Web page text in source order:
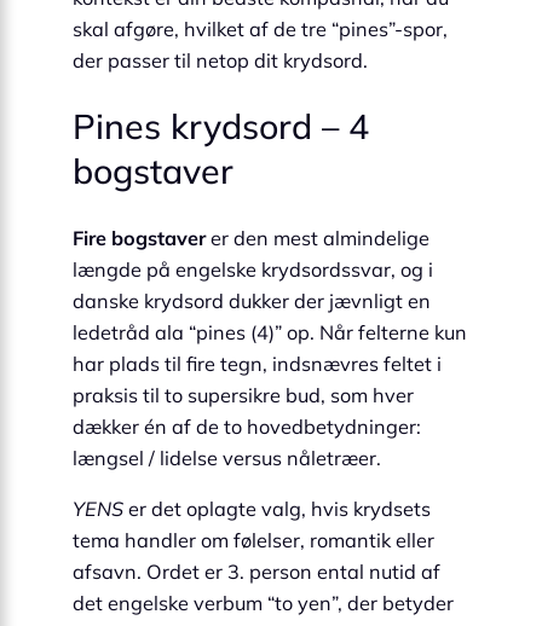
skal afgøre, hvilket af de tre “pines”-spor,
der passer til netop dit krydsord.
Pines krydsord – 4
bogstaver
Fire bogstaverer den mest almindelige
længde på engelske krydsordssvar, og i
danske krydsord dukker der jævnligt en
ledetråd ala “pines (4)” op. Når felterne kun
har plads til fire tegn, indsnævres feltet i
praksis til to supersikre bud, som hver
dækker én af de to hovedbetydninger:
længsel / lidelse versus nåletræer.
YENS er det oplagte valg, hvis krydsets
tema handler om følelser, romantik eller
afsavn. Ordet er 3. person ental nutid af
det engelske verbum “to yen”, der betyder